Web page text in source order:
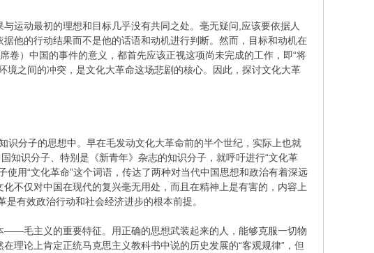
运动最初的理想和目标几乎没有共同之处。毫无疑问,应该要依据人
他的行动结果而不是他的话语和动机进行判断。然而，目标和动机在
）中国的事件的意义，都首先应该正视这项尚未完成的工作，即“将
之间的冲突，是文化大革命这场悲剧的核心。因此，探讨文化大革
识分子的思想中。早在毛发动文化大革命前的半个世纪，实际上也就
识分子、特别是《新青年》杂志的知识分子，就呼吁进行“文化革
用“文化革命”这个词语，传达了两种对当代中国思想和政治有着深远
不仅对中国在现代的复兴毫无用处，而且在精神上是有害的，内容上
有效政治行动和社会经济进步的根本前提。
毛主义的重要特征。用正确的思想武装起来的人，能够克服一切物
论上肯定正统马克思主义教科书中说的历史发展的“客观规律”，但